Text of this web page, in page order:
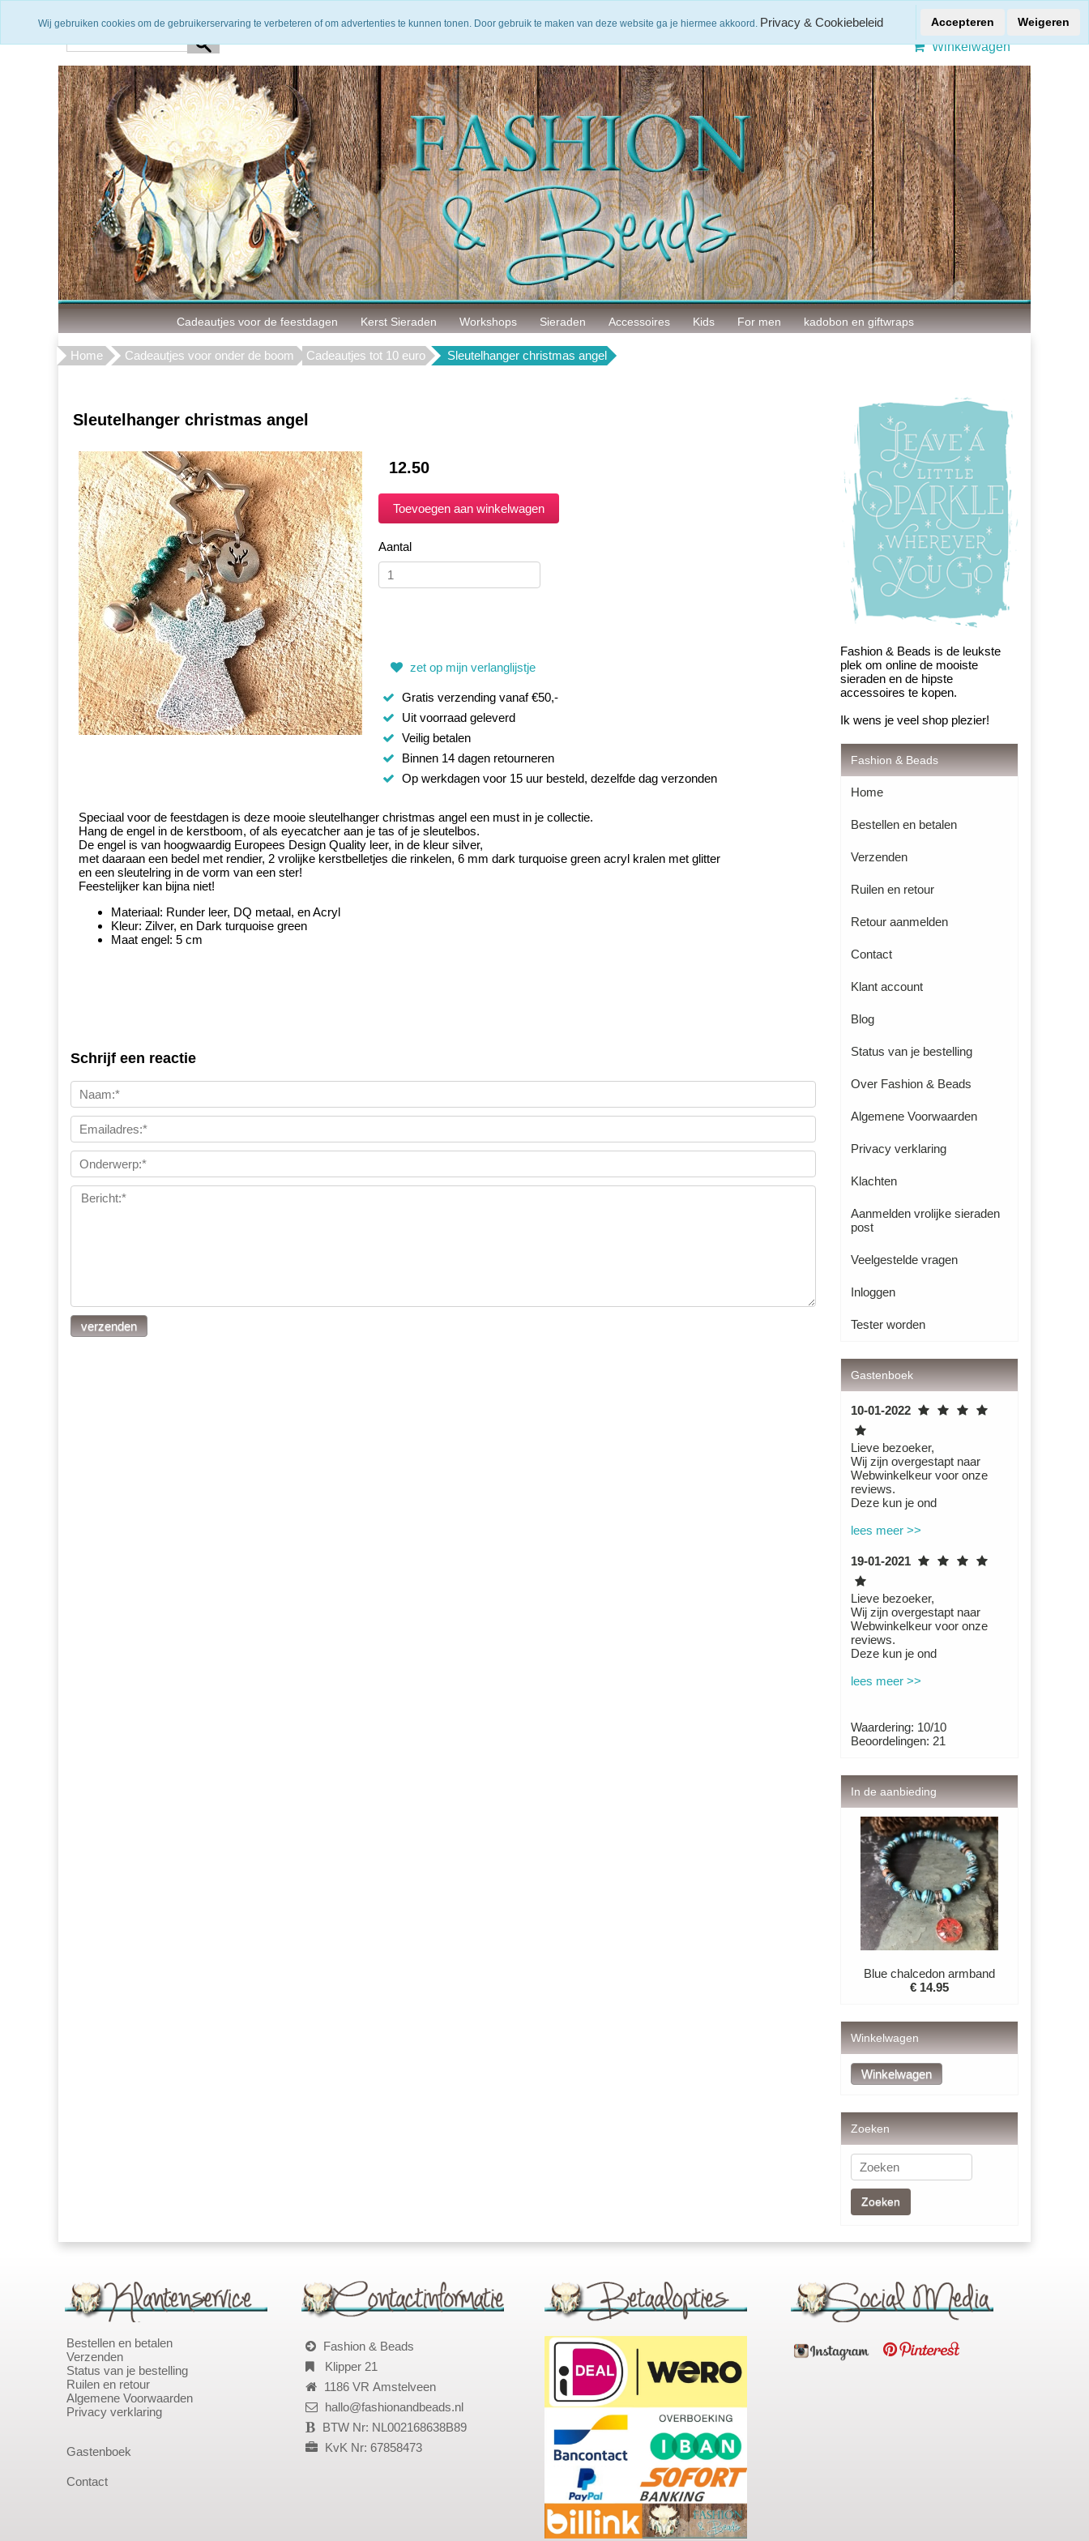
Winkelwagen
Cadeautjes voor de feestdagen Kerst Sieraden Workshops Sieraden Accessoires Kids For men kadobon en giftwraps
Home Cadeautjes voor onder de boom Cadeautjes tot 10 euro Sleutelhanger christmas angel
Sleutelhanger christmas angel
12.50
Aantal
zet op mijn verlanglijstje
Gratis verzending vanaf €50,-
Uit voorraad geleverd
Veilig betalen
Binnen 14 dagen retourneren
Op werkdagen voor 15 uur besteld, dezelfde dag verzonden
Speciaal voor de feestdagen is deze mooie sleutelhanger christmas angel een must in je collectie.
Hang de engel in de kerstboom, of als eyecatcher aan je tas of je sleutelbos.
De engel is van hoogwaardig Europees Design Quality leer, in de kleur silver,
met daaraan een bedel met rendier, 2 vrolijke kerstbelletjes die rinkelen, 6 mm dark turquoise green acryl kralen met glitter
en een sleutelring in de vorm van een ster!
Feestelijker kan bijna niet!
Materiaal: Runder leer, DQ metaal, en Acryl
Kleur: Zilver, en Dark turquoise green
Maat engel: 5 cm
Schrijf een reactie
Fashion & Beads is de leukste
plek om online de mooiste
sieraden en de hipste
accessoires te kopen.
Ik wens je veel shop plezier!
Fashion & Beads
Home
Bestellen en betalen
Verzenden
Ruilen en retour
Retour aanmelden
Contact
Klant account
Blog
Status van je bestelling
Over Fashion & Beads
Algemene Voorwaarden
Privacy verklaring
Klachten
Aanmelden vrolijke sieraden
post
Veelgestelde vragen
Inloggen
Tester worden
Gastenboek
10-01-2022
Lieve bezoeker,
Wij zijn overgestapt naar
Webwinkelkeur voor onze
reviews.
Deze kun je ond
lees meer >>
19-01-2021
Lieve bezoeker,
Wij zijn overgestapt naar
Webwinkelkeur voor onze
reviews.
Deze kun je ond
lees meer >>
Waardering: 10/10
Beoordelingen: 21
In de aanbieding
Blue chalcedon armband
€ 14.95
Winkelwagen
Zoeken
Zoeken
Bestellen en betalen
Verzenden
Status van je bestelling
Ruilen en retour
Algemene Voorwaarden
Privacy verklaring
Gastenboek
Contact
Fashion & Beads
Klipper 21
1186 VR Amstelveen
hallo@fashionandbeads.nl
BTW Nr: NL002168638B89
KvK Nr: 67858473
Wij gebruiken cookies om de gebruikerservaring te verbeteren of om advertenties te kunnen tonen. Door gebruik te maken van deze website ga je hiermee akkoord. Privacy & Cookiebeleid Accepteren Weigeren